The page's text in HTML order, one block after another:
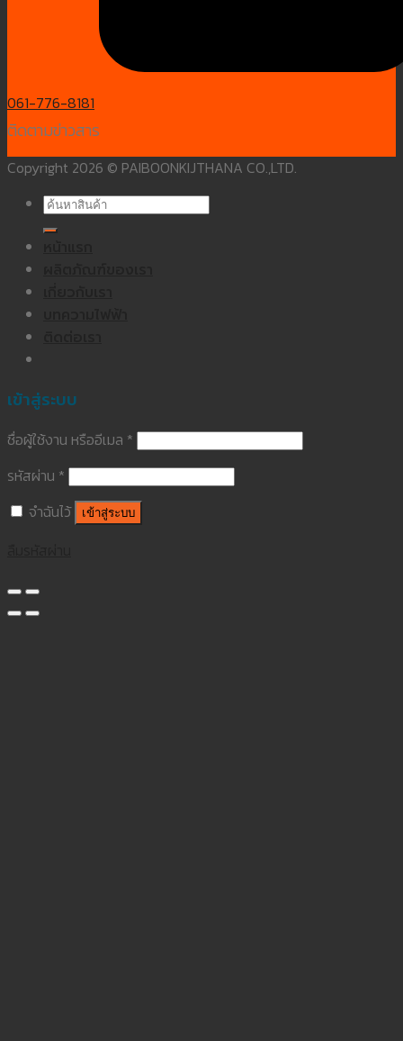
061-776-8181
ติดตามข่าวสาร
Copyright 2026 © PAIBOONKIJTHANA CO.,LTD.
ค้นหา:
เข้าสู่ระบบ
ชื่อผู้ใช้งาน หรืออีเมล *
รหัสผ่าน *
จำฉันไว้
เข้าสู่ระบบ